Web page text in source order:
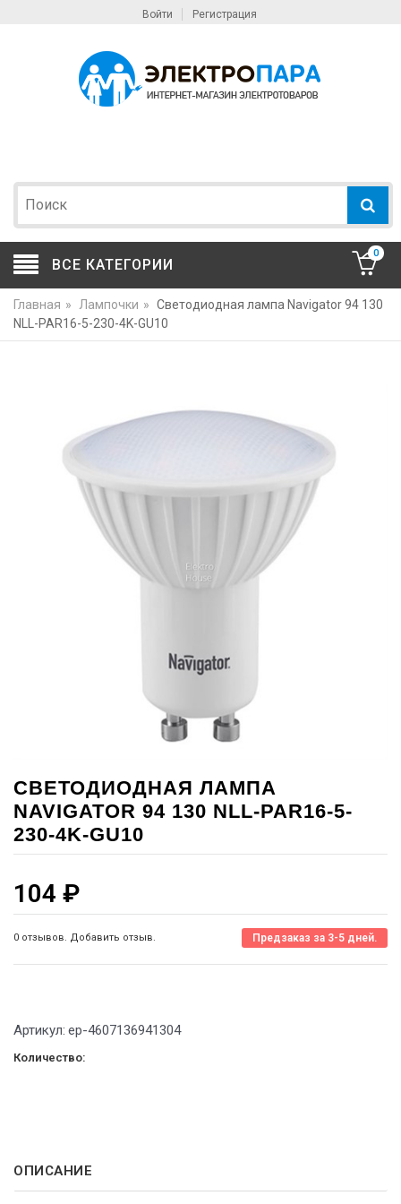
Войти Регистрация
ВСЕ КАТЕГОРИИ
0
Главная » Лампочки » Светодиодная лампа Navigator 94 130
NLL-PAR16-5-230-4K-GU10
СВЕТОДИОДНАЯ ЛАМПА
NAVIGATOR 94 130 NLL-PAR16-5-
230-4K-GU10
104 ₽
0 отзывов. Добавить отзыв. Предзаказ за 3-5 дней.
Артикул: ep-4607136941304
Количество:
ОПИСАНИЕ